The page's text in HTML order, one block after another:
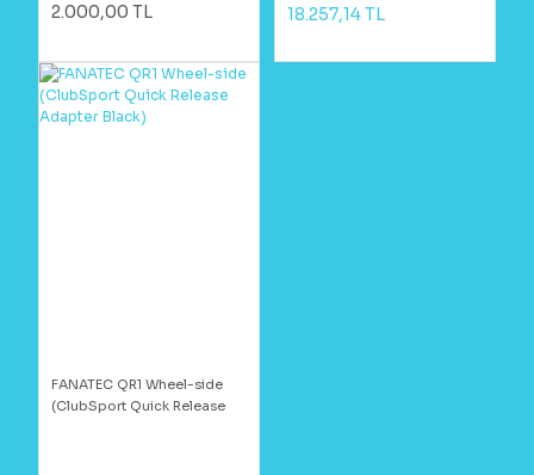
2.000,00 TL 18.257,14 TL
FANATEC QR1 Wheel-side
(ClubSport Quick Release